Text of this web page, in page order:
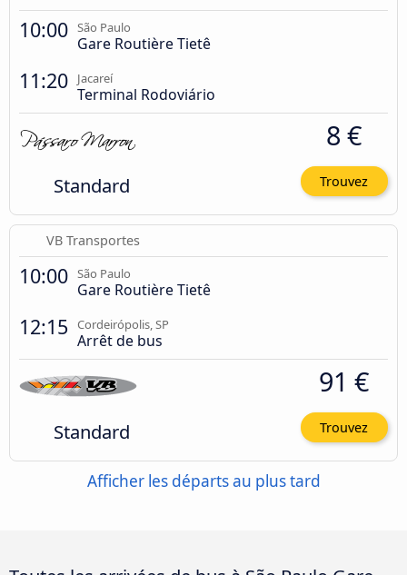
10:00 São Paulo
Gare Routière Tietê
11:20 Jacareí
Terminal Rodoviário
Standard
8 €
Trouvez
VB Transportes
10:00 São Paulo
Gare Routière Tietê
12:15 Cordeirópolis, SP
Arrêt de bus
Standard
91 €
Trouvez
Afficher les départs au plus tard